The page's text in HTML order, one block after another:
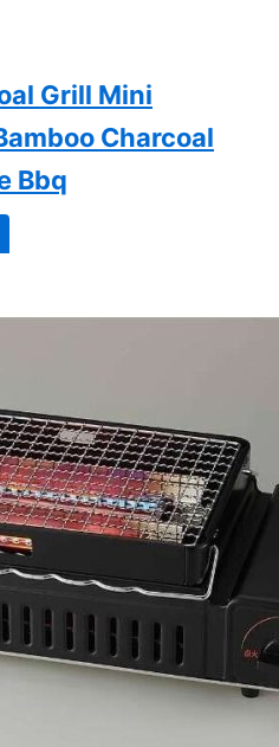
Grill Mini
Charcoal
Bbq